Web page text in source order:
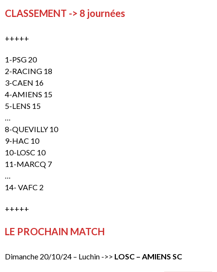
CLASSEMENT -> 8 journées
+++++
1-PSG 20
2-RACING 18
3-CAEN 16
4-AMIENS 15
5-LENS 15
…
8-QUEVILLY 10
9-HAC 10
10-LOSC 10
11-MARCQ 7
…
14- VAFC 2
+++++
LE PROCHAIN MATCH
Dimanche 20/10/24 – Luchin ->> LOSC – AMIENS SC